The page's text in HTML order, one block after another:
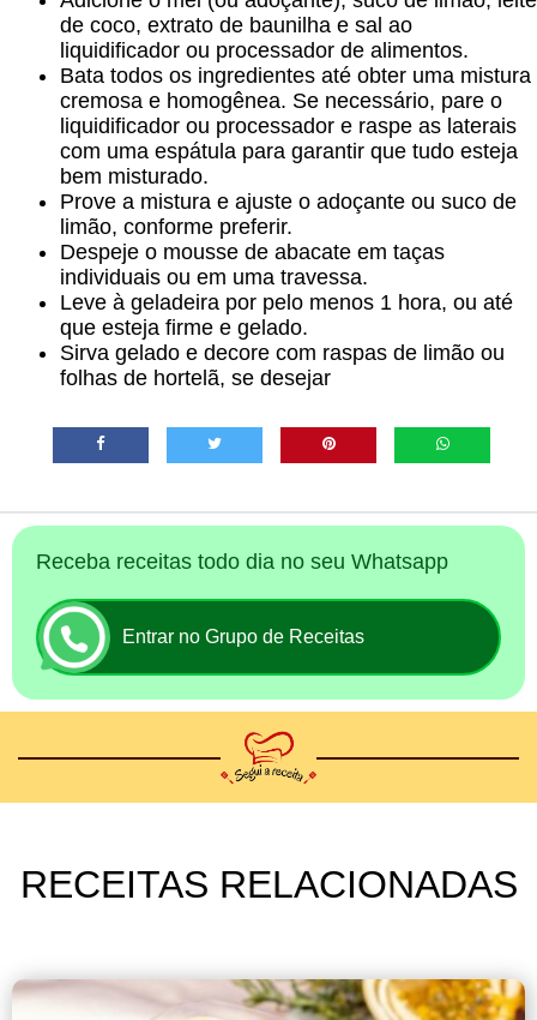
de coco, extrato de baunilha e sal ao
liquidificador ou processador de alimentos.
Bata todos os ingredientes até obter uma mistura
cremosa e homogênea. Se necessário, pare o
liquidificador ou processador e raspe as laterais
com uma espátula para garantir que tudo esteja
bem misturado.
Prove a mistura e ajuste o adoçante ou suco de
limão, conforme preferir.
Despeje o mousse de abacate em taças
individuais ou em uma travessa.
Leve à geladeira por pelo menos 1 hora, ou até
que esteja firme e gelado.
Sirva gelado e decore com raspas de limão ou
folhas de hortelã, se desejar
Receba receitas todo dia no seu Whatsapp
Entrar no Grupo de Receitas
RECEITAS RELACIONADAS